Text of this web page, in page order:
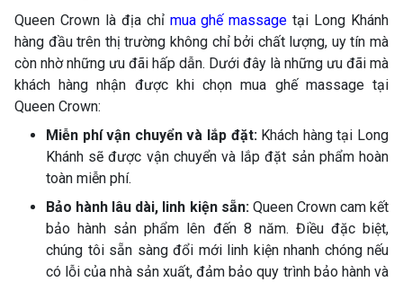
Queen Crown là địa chỉ mua ghế massage tại Long Khánh
hàng đầu trên thị trường không chỉ bởi chất lượng, uy tín mà
còn nhờ những ưu đãi hấp dẫn. Dưới đây là những ưu đãi mà
khách hàng nhận được khi chọn mua ghế massage tại
Queen Crown:
Miễn phí vận chuyển và lắp đặt:Khách hàng tại Long
Khánh sẽ được vận chuyển và lắp đặt sản phẩm hoàn
toàn miễn phí.
Bảo hành lâu dài, linh kiện sẵn: Queen Crown cam kết
bảo hành sản phẩm lên đến 8 năm. Điều đặc biệt,
chúng tôi sẵn sàng đổi mới linh kiện nhanh chóng nếu
có lỗi của nhà sản xuất, đảm bảo quy trình bảo hành và